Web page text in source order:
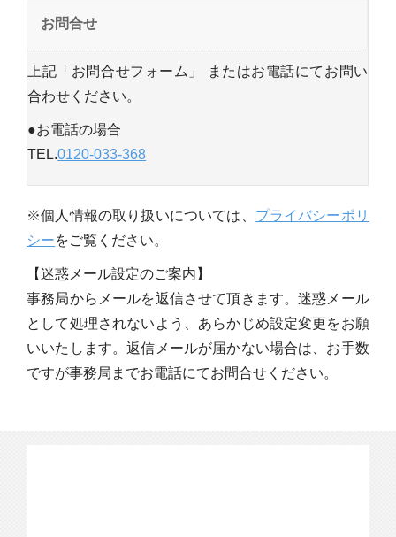
お問合せ
上記「お問合せフォーム」 またはお電話にてお問い
合わせください。
●お電話の場合
TEL.0120-033-368
※個人情報の取り扱いについては、 プライバシーポリ
シーをご覧ください。
【迷惑メール設定のご案内】
事務局からメールを返信させて頂きます。迷惑メール
として処理されないよう、あらかじめ設定変更をお願
いいたします。返信メールが届かない場合は、お手数
ですが事務局までお電話にてお問合せください。